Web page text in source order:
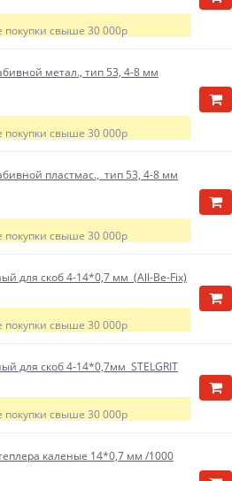
свыше 30 000р
метал., тип 53, 4-8 мм
свыше 30 000р
пластмас., тип 53, 4-8 мм
свыше 30 000р
для скоб 4-14*0,7 мм (All-Be-Fix)
свыше 30 000р
для скоб 4-14*0,7мм STELGRIT
свыше 30 000р
каленые 14*0,7 мм /1000